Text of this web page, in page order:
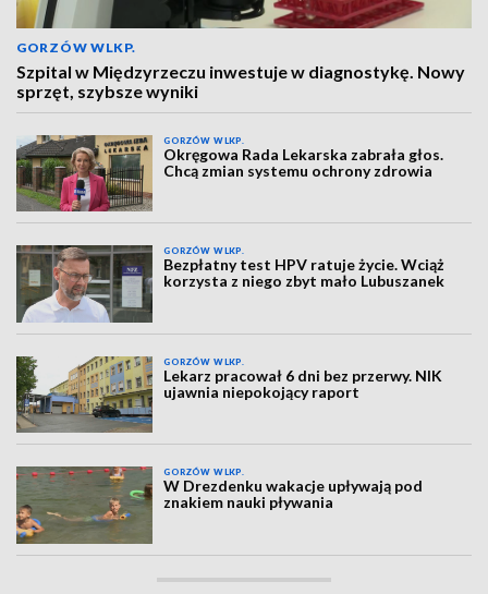
GORZÓW WLKP.
Szpital w Międzyrzeczu inwestuje w diagnostykę. Nowy
sprzęt, szybsze wyniki
GORZÓW WLKP.
Okręgowa Rada Lekarska zabrała głos.
Chcą zmian systemu ochrony zdrowia
GORZÓW WLKP.
Bezpłatny test HPV ratuje życie. Wciąż
korzysta z niego zbyt mało Lubuszanek
GORZÓW WLKP.
Lekarz pracował 6 dni bez przerwy. NIK
ujawnia niepokojący raport
GORZÓW WLKP.
W Drezdenku wakacje upływają pod
znakiem nauki pływania